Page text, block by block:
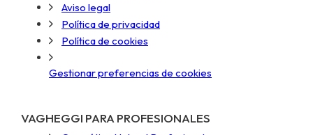
Aviso legal
Política de privacidad
Política de cookies
Gestionar preferencias de cookies
VAGHEGGI PARA PROFESIONALES